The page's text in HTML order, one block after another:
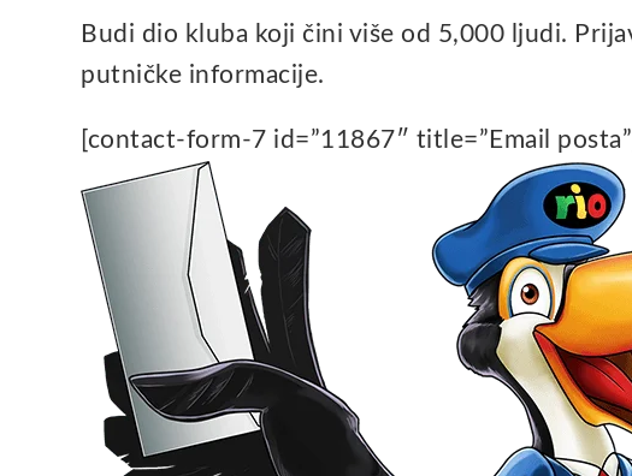
Budi dio kluba koji čini više od 5,000 ljudi.
putničke informacije.
[contact-form-7 id=”11867″ title=”Email posta”]